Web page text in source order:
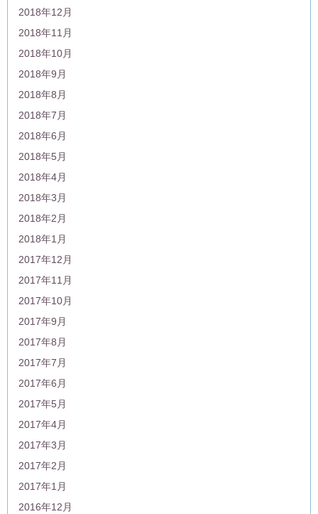
2018年12月
2018年11月
2018年10月
2018年9月
2018年8月
2018年7月
2018年6月
2018年5月
2018年4月
2018年3月
2018年2月
2018年1月
2017年12月
2017年11月
2017年10月
2017年9月
2017年8月
2017年7月
2017年6月
2017年5月
2017年4月
2017年3月
2017年2月
2017年1月
2016年12月